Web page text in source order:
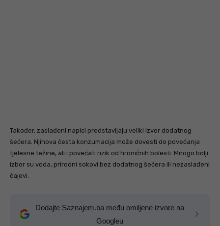
Također, zaslađeni napici predstavljaju veliki izvor dodatnog
šećera. Njihova česta konzumacija može dovesti do povećanja
tjelesne težine, ali i povećati rizik od hroničnih bolesti. Mnogo bolji
izbor su voda, prirodni sokovi bez dodatnog šećera ili nezaslađeni
čajevi.
Dodajte Saznajem.ba među omiljene izvore na
Googleu